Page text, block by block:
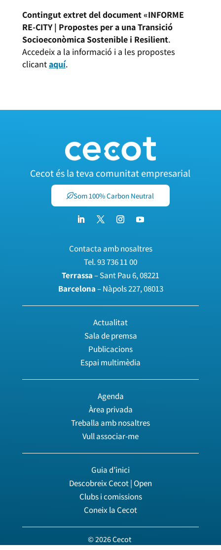
Contingut extret del document «INFORME
RE-CITY | Propostes per a una Transició
Socioeconòmica Sostenible i Resilient.
Accedeix a la informació i a les propostes
clicantaquí.
Cecot és la teva comunitat empresarial
Som 100% Carbon Neutral
Contacta amb nosaltres
Tel.93 736 11 00
Terrassa– Sant Pau 6, 08221
Barcelona– Nàpols 227, 08013
Actualitat
Sala de premsa
Publicacions
Espai multimèdia
Agenda
Àrea privada
Treballa amb nosaltres
Vull associar-me
Guia d’inici
Descobreix Cecot | Open
Clubs i comissions
Coneix la Cecot
© 2026 Cecot